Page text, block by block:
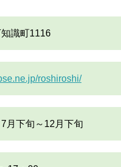
識町1116
roshiroshi/
月下旬～12月下旬